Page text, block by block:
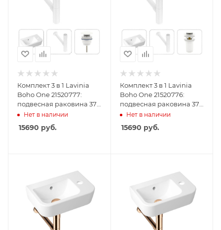
Комплект 3 в 1 Lavinia
Boho One 21520777:
подвесная раковина 37
см, металлический
сифон, донный клапан
Нет в наличии
15690 руб.
Комплект 3 в 1 Lavinia
Boho One 21520776:
подвесная раковина 37
см, металлический
сифон, донный клапан
Нет в наличии
15690 руб.